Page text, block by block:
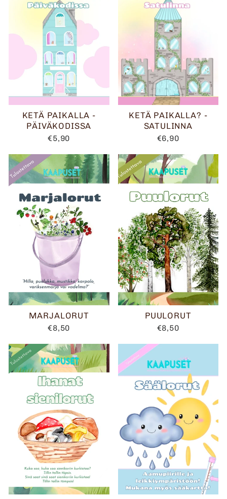
KETÄ PAIKALLA -
PÄIVÄKODISSA
€5,90
KETÄ PAIKALLA? -
SATULINNA
€6,90
MARJALORUT
€8,50
PUULORUT
€8,50